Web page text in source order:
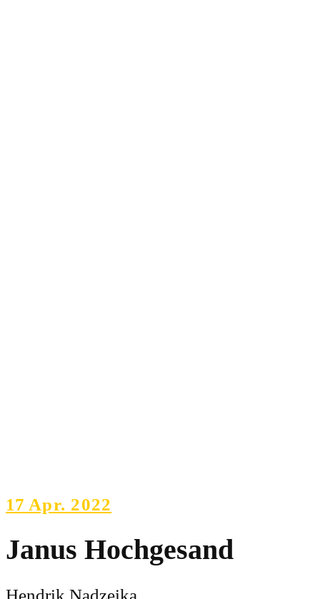
17 Apr. 2022
Janus Hochgesand
Hendrik Nadzeika